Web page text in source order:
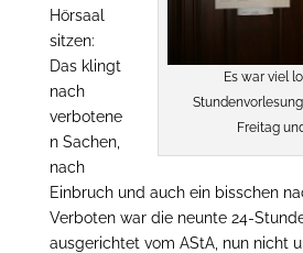
Es war viel
Freitag
Hörsaal
sitzen:
Das klingt
nach
verbotene
n Sachen,
nach
Einbruch und auch ein bisschen
Verboten war die neunte 24-
ausgerichtet vom AStA, nun nicht